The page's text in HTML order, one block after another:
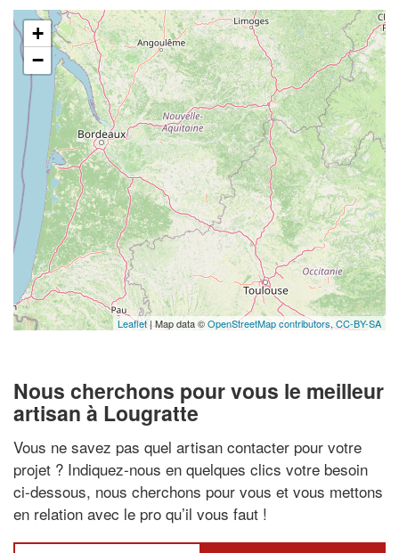
+
−
Leaflet| Map data ©OpenStreetMap contributors, CC-BY-SA
Nous cherchons pour vous le meilleur
artisan à Lougratte
Vous ne savez pas quel artisan contacter pour votre
projet ? Indiquez-nous en quelques clics votre besoin
ci-dessous, nous cherchons pour vous et vous mettons
en relation avec le pro qu’il vous faut !